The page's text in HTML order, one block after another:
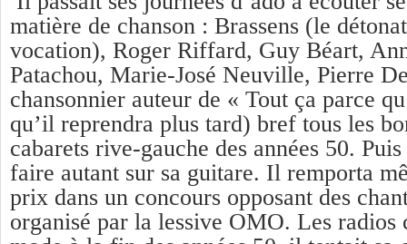
matière de chanson : Brassens (le
vocation), Roger Riffard, Guy Béart,
Patachou, Marie-José Neuville, Pierre
chansonnier auteur de « Tout ça parce
qu’il reprendra plus tard) bref tous les
cabarets rive-gauche des années 50.
faire autant sur sa guitare. Il remporta
prix dans un concours opposant des
organisé par la lessive OMO. Les radios